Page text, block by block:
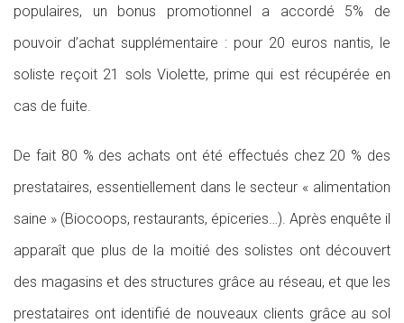
populaires, un bonus promotionnel a accordé 5% de
pouvoir d’achat supplémentaire : pour 20 euros nantis, le
soliste reçoit 21 sols Violette, prime qui est récupérée en
cas de fuite.
De fait 80 % des achats ont été effectués chez 20 % des
prestataires, essentiellement dans le secteur « alimentation
saine » (Biocoops, restaurants, épiceries…). Après enquête il
apparaît que plus de la moitié des solistes ont découvert
des magasins et des structures grâce au réseau, et que les
prestataires ont identifié de nouveaux clients grâce au sol